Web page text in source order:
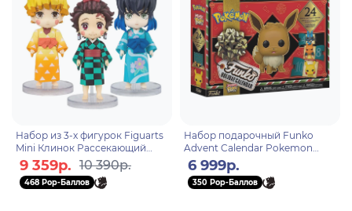
Набор из 3-х фигурок Figuarts
Mini Клинок Рассекающий
Демонов Сумико, Зенко и
Иноко 2639677
9 359р. 10 390р.
468 Pop-Баллов
Набор подарочный Funko
Advent Calendar Pokemon
2024 (Pkt POP) 24 фигурки
70937
6 999р.
350 Pop-Баллов